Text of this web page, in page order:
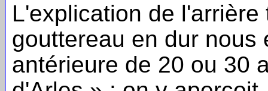
L'explication de
gouttereau en dur nous
antérieure de 20 ou 30